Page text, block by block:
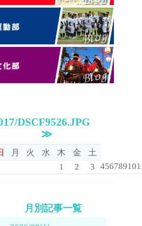
DSCF9526.JPG
≫
月 火 水 木 金
土
1
2 3 45678910
月別記事一覧